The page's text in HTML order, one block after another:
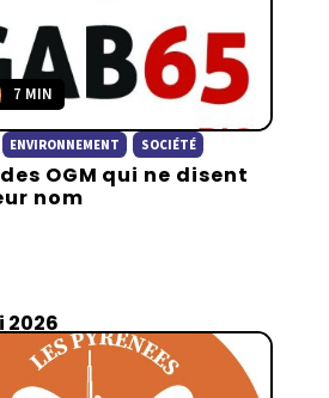
7 MIN
ENVIRONNEMENT SOCIÉTÉ
des OGM qui ne disent
nom
2026